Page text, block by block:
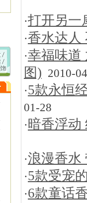
·打开另一
·香水达人
·幸福味道
图) 2010-
·5款永恒
01-28
·暗香浮动
·浪漫香水
·5款受宠
·6款童话